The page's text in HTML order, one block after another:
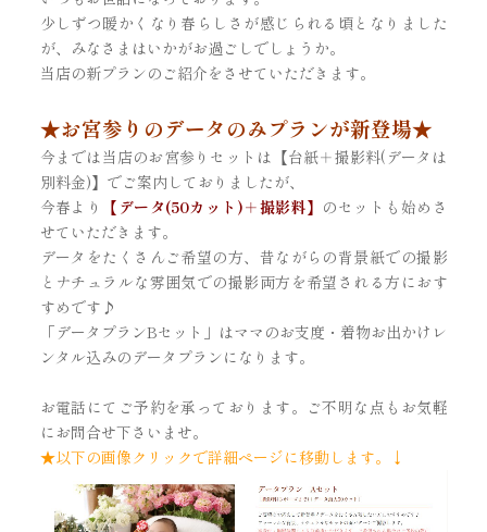
少しずつ暖かくなり春らしさが感じられる頃となりました
が、みなさまはいかがお過ごしでしょうか。
当店の新プランのご紹介をさせていただきます。
★お宮参りのデータのみプランが新登場★
今までは当店のお宮参りセットは【台紙＋撮影料(データは
別料金)】でご案内しておりましたが、
今春より
【データ(50カット)＋撮影料】 のセットも始めさ
せていただきます。
データをたくさんご希望の方、昔ながらの背景紙での撮影
とナチュラルな雰囲気での撮影両方を希望される方におす
すめです♪
「データプランBセット」はママのお支度・着物お出かけレ
ンタル込みのデータプランになります。
お電話にてご予約を承っております。ご不明な点もお気軽
にお問合せ下さいませ。
★以下の画像クリックで詳細ページに移動します。↓